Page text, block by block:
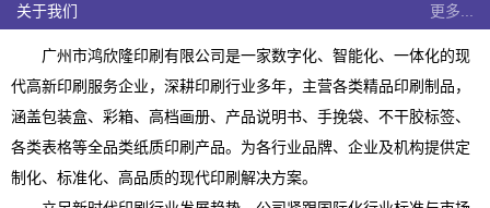
关于我们 更多...
广州市鸿欣隆印刷有限公司是一家数字化、智能化、一体化的现
代高新印刷服务企业，深耕印刷行业多年，主营各类精品印刷制品，
涵盖包装盒、彩箱、高档画册、产品说明书、手挽袋、不干胶标签、
各类表格等全品类纸质印刷产品。为各行业品牌、企业及机构提供定
制化、标准化、高品质的现代印刷解决方案。